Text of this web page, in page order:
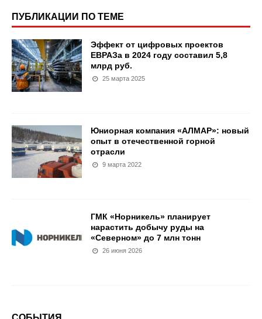
ПУБЛИКАЦИИ ПО ТЕМЕ
Эффект от цифровых проектов
ЕВРАЗа в 2024 году составил 5,8
млрд руб.
25 марта 2025
Юниорная компания «АЛМАР»: новый
опыт в отечественной горной
отрасли
9 марта 2022
ГМК «Норникель» планирует
нарастить добычу руды на
«Северном» до 7 млн тонн
26 июня 2026